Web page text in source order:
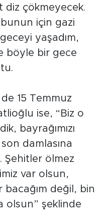
diz çökmeyecek.
için gazi
yaşadım,
böyle bir gece
15 Temmuz
ise, “Biz o
bayrağımızı
son damlasına
Şehitler ölmez
var olsun,
bacağım değil, bin
olsun” şeklinde